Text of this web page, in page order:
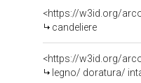
<https://w3id.org/
candeliere
<https://w3id.org/
legno/ doratura/